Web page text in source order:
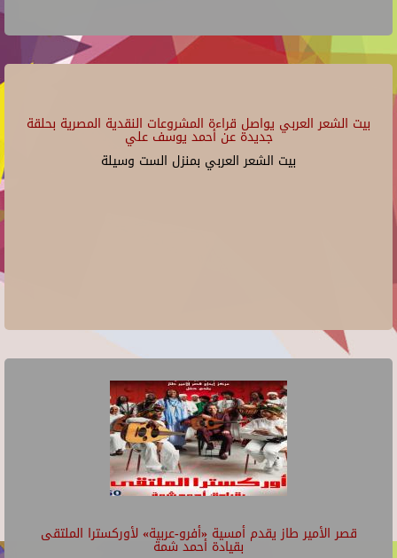
بيت الشعر العربي يواصل قراءة المشروعات النقدية المصرية بحلقة
جديدة عن أحمد يوسف علي
بيت الشعر العربي بمنزل الست وسيلة
قصر الأمير طاز يقدم أمسية «أفرو-عربية» لأوركسترا الملتقى
بقيادة أحمد شمة